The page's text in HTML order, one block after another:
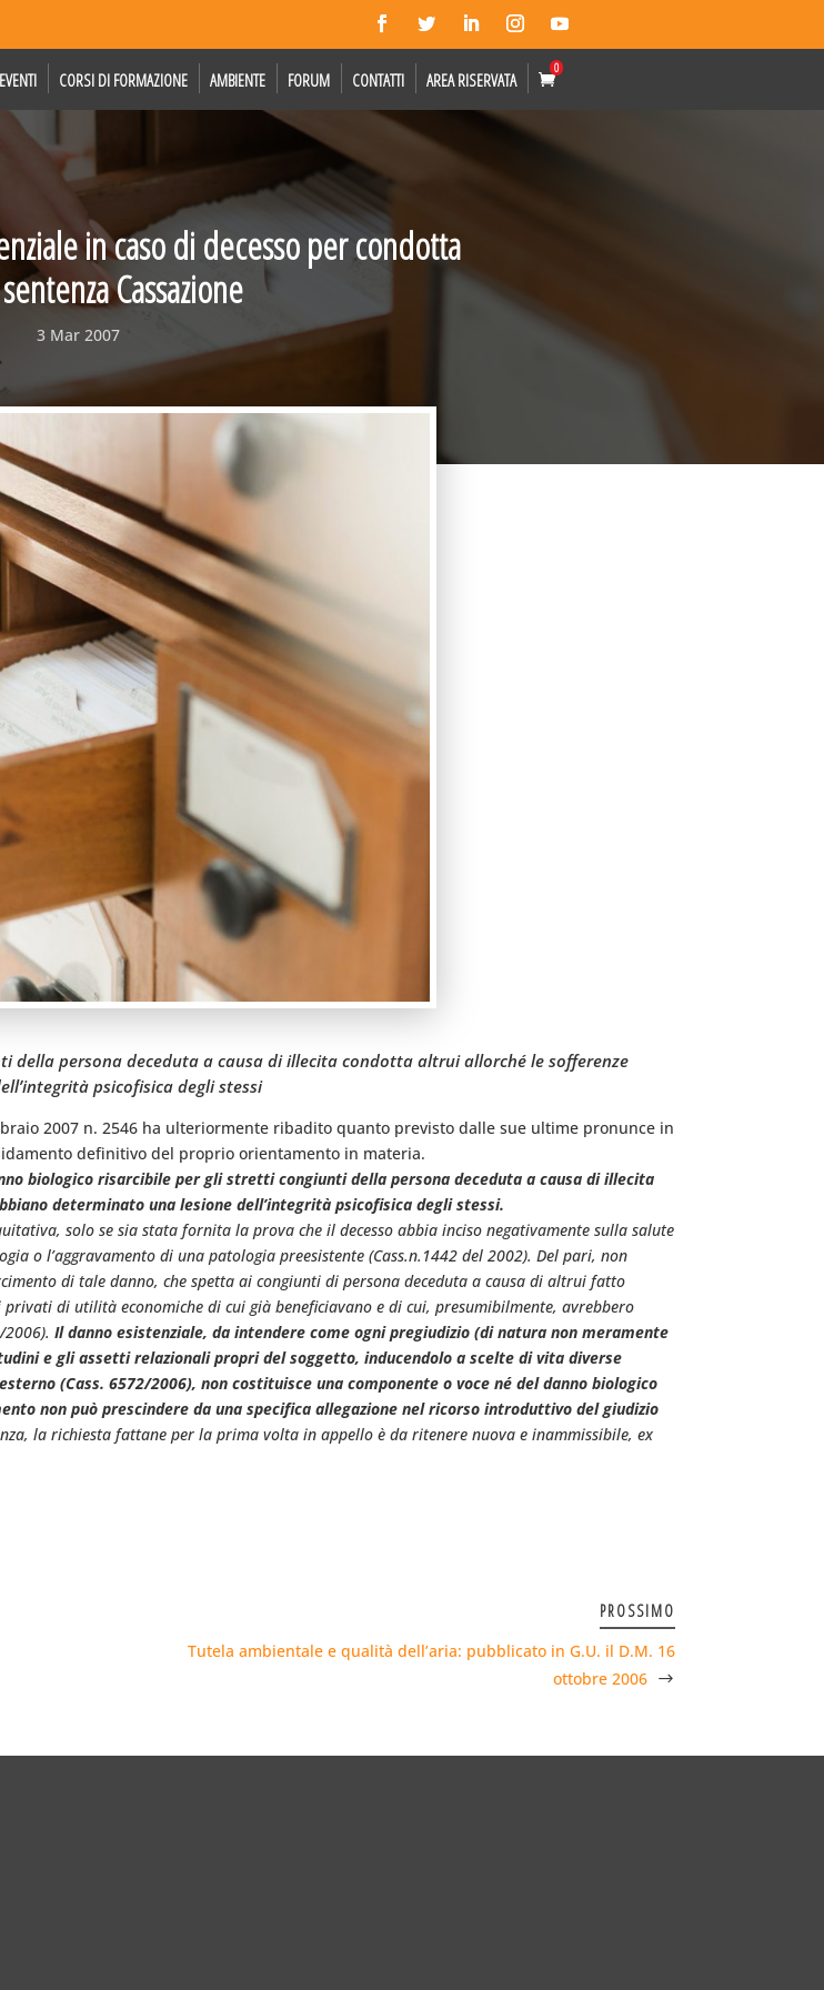
EVENTI CORSI DI FORMAZIONE AMBIENTE FORUM CONTATTI AREA RISERVATA
0
in caso di decesso per condotta
Cassazione
3 Mar 2007
della persona deceduta a causa di illecita condotta altrui allorché le sofferenze
psicofisica degli stessi
2007 n. 2546 ha ulteriormente ribadito quanto previsto dalle sue ultime pronunce in
definitivo del proprio orientamento in materia.
biologico risarcibile per gli stretti congiunti della persona deceduta a causa di illecita
determinato una lesione dell’integrità psicofisica degli stessi.
solo se sia stata fornita la prova che il decesso abbia inciso negativamente sulla salute
o l’aggravamento di una patologia preesistente (Cass.n.1442 del 2002). Del pari, non
di tale danno, che spetta ai congiunti di persona deceduta a causa di altrui fatto
di utilità economiche di cui già beneficiavano e di cui, presumibilmente, avrebbero
2006).Il danno esistenziale, da intendere come ogni pregiudizio (di natura non meramente
e gli assetti relazionali propri del soggetto, inducendolo a scelte di vita diverse
(Cass. 6572/2006), non costituisce una componente o voce né del danno biologico
non può prescindere da una specifica allegazione nel ricorso introduttivo del giudizio
la richiesta fattane per la prima volta in appello è da ritenere nuova e inammissibile, ex
PROSSIMO
Tutela ambientale e qualità dell’aria: pubblicato in G.U. il D.M. 16
ottobre 2006